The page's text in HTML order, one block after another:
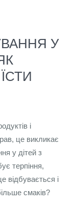
У
і
це викликає
у дітей з
терпіння,
відбувається і
смаків?